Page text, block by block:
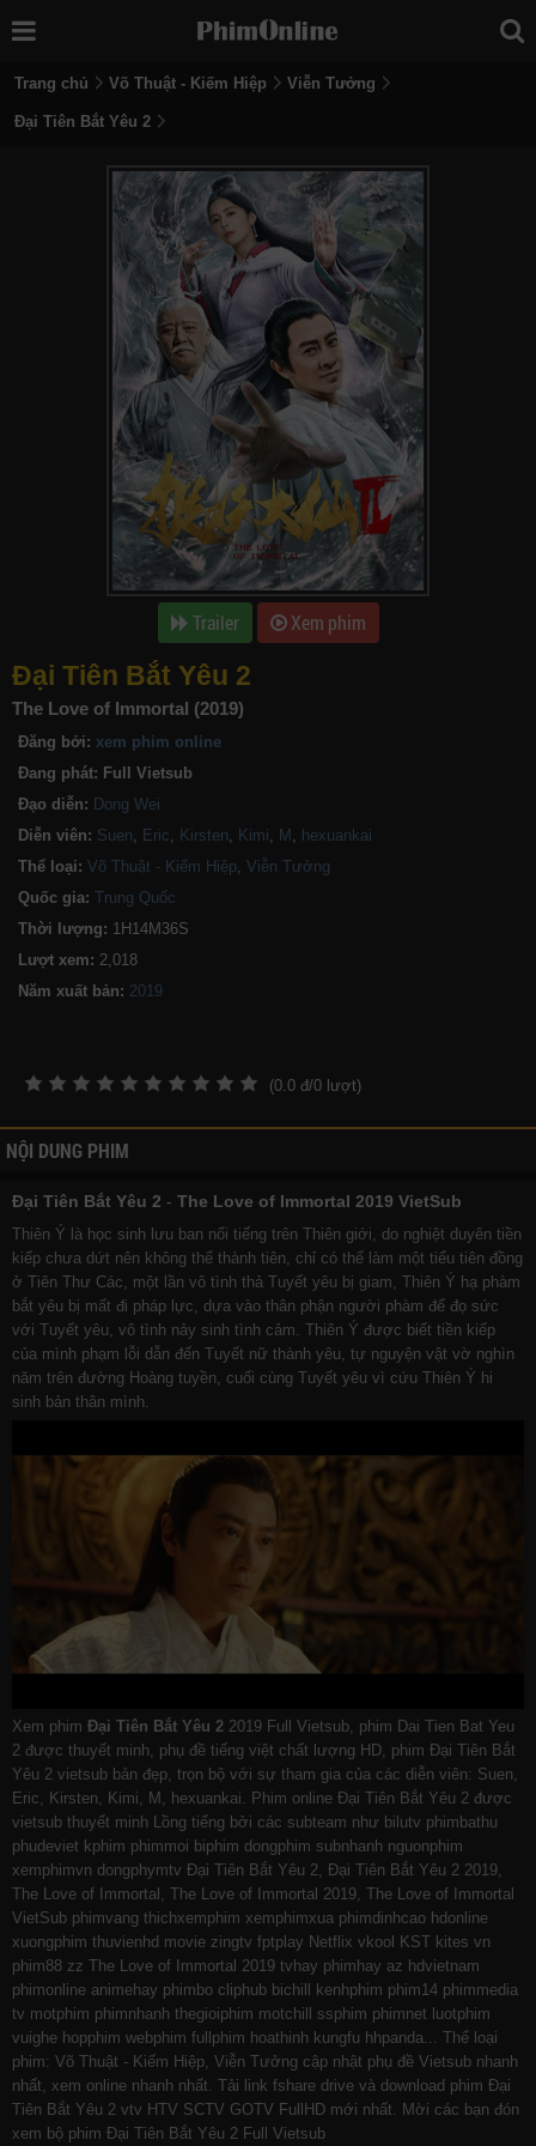
Trang chủ Võ Thuật - Kiếm Hiệp Viễn Tưởng
Đại Tiên Bắt Yêu 2
Trailer Xem phim
Đại Tiên Bắt Yêu 2
The Love of Immortal (2019)
Đăng bởi: xem phim online
Đang phát: Full Vietsub
Đạo diễn: Dong Wei
Diễn viên: Suen, Eric, Kirsten, Kimi, M , hexuankai
Thể loại: Võ Thuật - Kiếm Hiệp, Viễn Tưởng
Quốc gia: Trung Quốc
Thời lượng: 1H14M36S
Lượt xem: 2,018
Năm xuất bản:
(0.0 đ/0 lượt)
NỘI DUNG PHIM
Đại Tiên Bắt Yêu 2 - The Love of Immortal 2019 VietSub
Thiên Ý là học sinh lưu ban nổi tiếng trên Thiên giới, do nghiệt duyên tiền
kiếp chưa dứt nên không thể thành tiên, chỉ có thể làm một tiểu tiên đồng
ở Tiên Thư Các, một lần vô tình thả Tuyết yêu bị giam, Thiên Ý hạ phàm
bắt yêu bị mất đi pháp lực, dựa vào thân phận người phàm để đọ sức
với Tuyết yêu, vô tình nảy sinh tình cảm. Thiên Ý được biết tiền kiếp
của mình phạm lỗi dẫn đến Tuyết nữ thành yêu, tự nguyện vật vờ nghìn
năm trên đường Hoàng tuyền, cuối cùng Tuyết yêu vì cứu Thiên Ý hi
sinh bản thân mình.
Xem phim Đại Tiên Bắt Yêu 2 2019 Full Vietsub, phim Dai Tien Bat Yeu
2 được thuyết minh, phụ đề tiếng việt chất lượng HD, phim Đại Tiên Bắt
Yêu 2 vietsub bản đẹp, trọn bộ với sự tham gia của các diễn viên: Suen,
Eric, Kirsten, Kimi, M, hexuankai. Phim online Đại Tiên Bắt Yêu 2 được
vietsub thuyết minh Lồng tiếng bởi các subteam như bilutv phimbathu
phudeviet kphim phimmoi biphim dongphim subnhanh nguonphim
xemphimvn dongphymtv Đại Tiên Bắt Yêu 2, Đại Tiên Bắt Yêu 2 2019,
The Love of Immortal, The Love of Immortal 2019, The Love of Immortal
VietSub phimvang thichxemphim xemphimxua phimdinhcao hdonline
xuongphim thuvienhd movie zingtv fptplay Netflix vkool KST kites vn
phim88 zz The Love of Immortal 2019 tvhay phimhay az hdvietnam
phimonline animehay phimbo cliphub bichill kenhphim phim14 phimmedia
tv motphim phimnhanh thegioiphim motchill ssphim phimnet luotphim
vuighe hopphim webphim fullphim hoathinh kungfu hhpanda ... Thể loại
phim: Võ Thuật - Kiếm Hiệp, Viễn Tưởng cập nhật phụ đề Vietsub nhanh
nhất, xem online nhanh nhất. Tải link fshare drive và download phim Đại
Tiên Bắt Yêu 2 vtv HTV SCTV GOTV FullHD mới nhất. Mời các bạn đón
xem bộ phim Đại Tiên Bắt Yêu 2 Full Vietsub